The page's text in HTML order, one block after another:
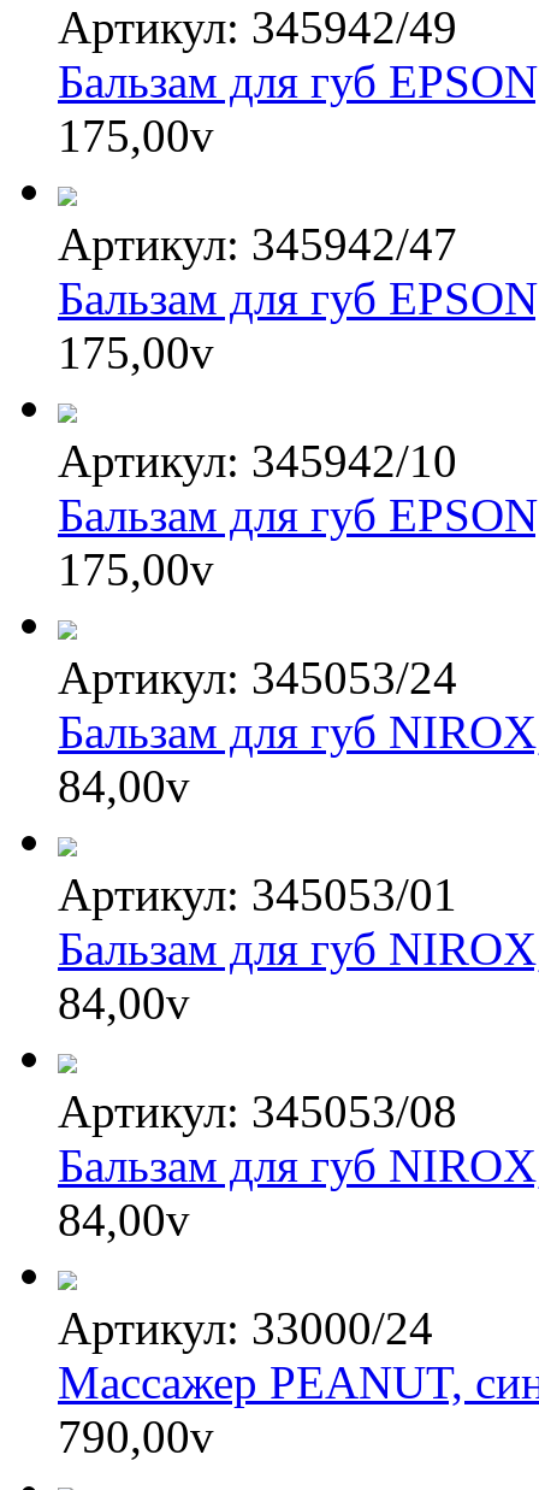
Артикул: 345942/49
Бальзам для губ
175,00v
Артикул: 345942/47
Бальзам для губ
175,00v
Артикул: 345942/10
Бальзам для губ
175,00v
Артикул: 345053/24
Бальзам для губ
84,00v
Артикул: 345053/01
Бальзам для губ
84,00v
Артикул: 345053/08
Бальзам для губ
84,00v
Артикул: 33000/24
Массажер PEANUT,
790,00v